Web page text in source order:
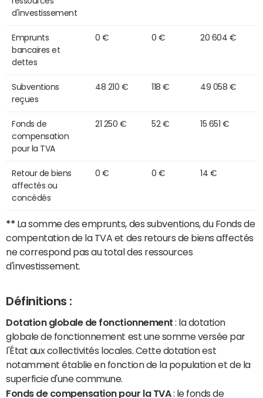
d'investissement
Emprunts
bancaires et
dettes
0 € 0 € 20 604 €
Subventions
reçues
48 210 € 118 € 49 058 €
Fonds de
compensation
pour la TVA
21 250 € 52 € 15 651 €
Retour de biens
affectés ou
concédés
0 € 0 € 14 €
** La somme des emprunts, des subventions, du Fonds de
compentation de la TVA et des retours de biens affectés
ne correspond pas au total des ressources
d'investissement.
Définitions :
Dotation globale de fonctionnement : la dotation
globale de fonctionnement est une somme versée par
l'État aux collectivités locales. Cette dotation est
notamment établie en fonction de la population et de la
superficie d'une commune.
Fonds de compensation pour la TVA: le fonds de